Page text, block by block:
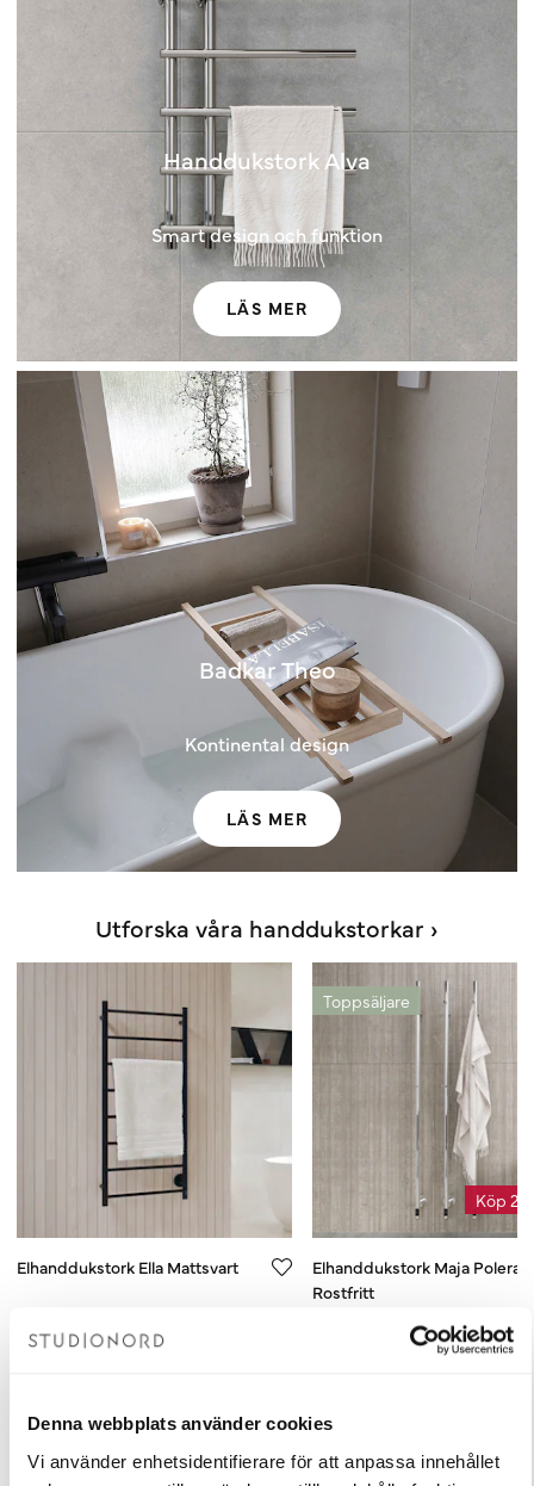
Denna webbplats använder cookies
Vi använder enhetsidentifierare för att anpassa innehållet
Handdukstork Alva
Smart design och funktion
LÄS MER
Badkar Theo
Kontinental design
LÄS MER
Utforska våra handdukstorkar ›
Elhanddukstork Ella Mattsvart
3 690 kr
Lägg i varukorgen
Toppsäljare
Köp 2,
Elhanddukstork Maja Polerat
Rostfritt